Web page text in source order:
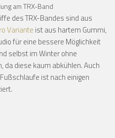
am TRX-Band
des TRX-Bandes sind aus
Variante ist aus hartem Gummi,
für eine bessere Möglichkeit
selbst im Winter ohne
da diese kaum abkühlen. Auch
ist nach einigen